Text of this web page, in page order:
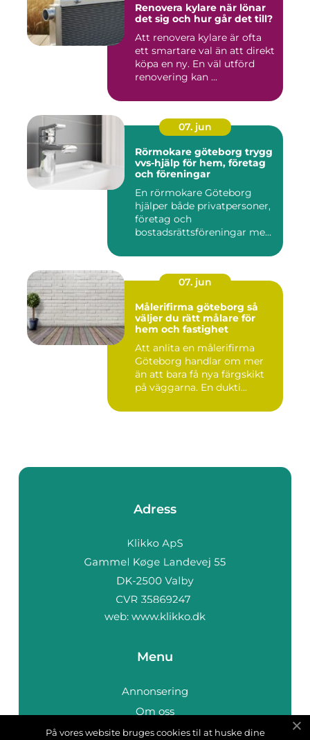
Renovera kylare när lönar
det sig och hur går det till?
Att renovera kylare är ofta
ett smartare val än att direkt
köpa en ny. En väl utförd
renovering kan ...
07. jun
Rörmokare göteborg trygg
vvs-hjälp för hem, företag
och föreningar
En rörmokare Göteborg
hjälper både privatpersoner,
företag och
bostadsrättsföreningar med
07. jun
Målerifirma göteborg så
väljer du rätt målare för
hem och fastighet
Att anlita en målerifirma
Göteborg handlar om mer
än att bara få nya färgskikt
på väggarna. En dukti...
Adress
web: www.klikko.dk
Menu
Annonsering
Om oss
Cookies
På vores website bruges cookies til at huske dine